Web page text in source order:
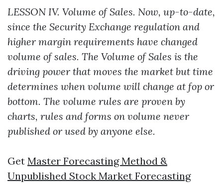
LESSON IV. Volume of Sales. Now, up-to-date,
since the Security Exchange regulation and
higher margin requirements have changed
volume of sales. The Volume of Sales is the
driving power that moves the market but time
determines when volume will change at fop or
bottom. The volume rules are proven by
charts, rules and forms on volume never
published or used by anyone else.
Get Master Forecasting Method &
Unpublished Stock Market Forecasting